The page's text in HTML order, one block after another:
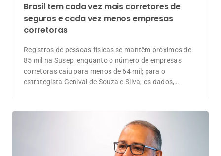
Brasil tem cada vez mais corretores de
seguros e cada vez menos empresas
corretoras
Registros de pessoas físicas se mantêm próximos de
85 mil na Susep, enquanto o número de empresas
corretoras caiu para menos de 64 mil; para o
estrategista Genival de Souza e Silva, os dados,